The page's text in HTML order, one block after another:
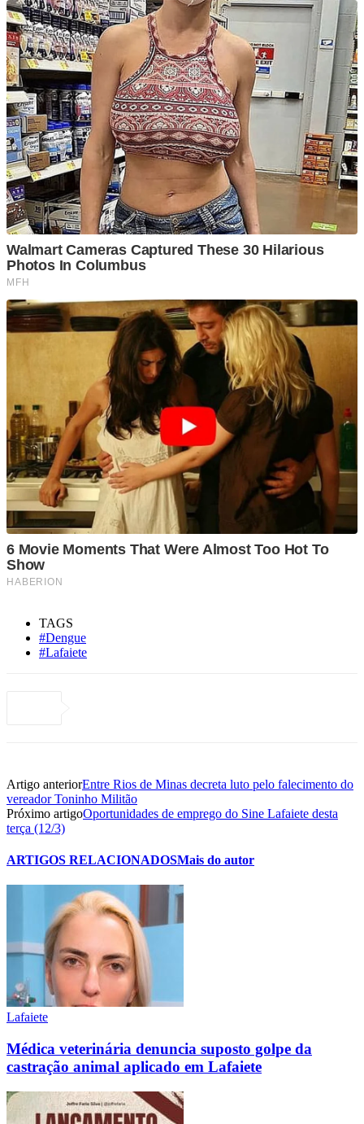
TAGS
#Dengue
#Lafaiete
Artigo anteriorEntre Rios de Minas decreta luto pelo falecimento do
vereador Toninho Militão
Próximo artigoOportunidades de emprego do Sine Lafaiete desta
terça (12/3)
ARTIGOS RELACIONADOSMais do autor
Lafaiete
Médica veterinária denuncia suposto golpe da
castração animal aplicado em Lafaiete